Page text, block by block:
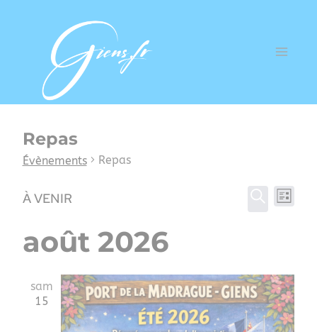
Repas
Évènements Repas
de
LISTE
À VENIR
une
date.
août 2026
sam
15